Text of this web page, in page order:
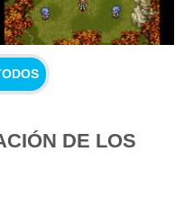
DE LOS